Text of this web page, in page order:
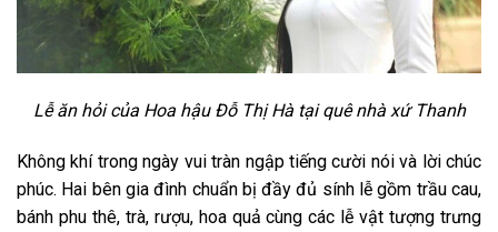
Lễ ăn hỏi của Hoa hậu Đỗ Thị Hà tại quê nhà xứ Thanh
Không khí trong ngày vui tràn ngập tiếng cười nói và lời chúc
phúc. Hai bên gia đình chuẩn bị đầy đủ sính lễ gồm trầu cau,
bánh phu thê, trà, rượu, hoa quả cùng các lễ vật tượng trưng